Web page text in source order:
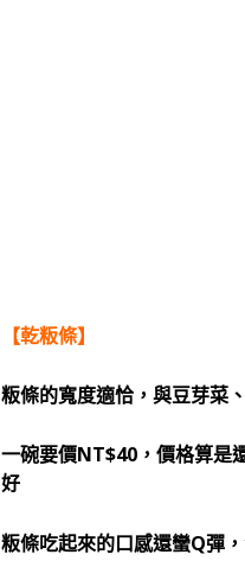
【乾粄條】
粄條的寬度適恰，與豆芽菜
一碗要價NT$40，價格算是
好
粄條吃起來的口感還蠻Q彈